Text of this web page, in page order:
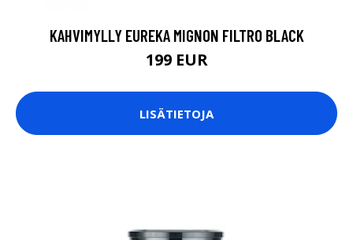
KAHVIMYLLY EUREKA MIGNON FILTRO BLACK
199 EUR
LISÄTIETOJA